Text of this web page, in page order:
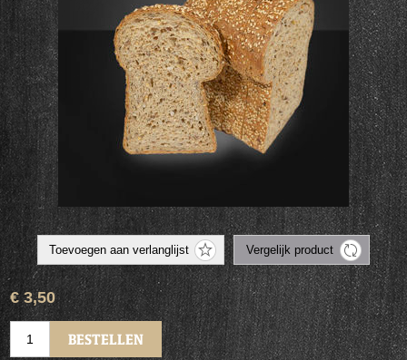
€ 3,50